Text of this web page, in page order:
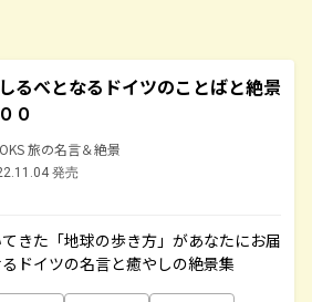
るべとなるドイツのことばと絶景
０
旅の名言＆絶景
発売
きた「地球の歩き方」があなたにお届
ドイツの名言と癒やしの絶景集